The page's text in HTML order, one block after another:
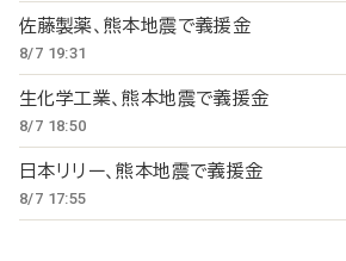
佐藤製薬、熊本地震で義援金
8/7 19:31
生化学工業、熊本地震で義援金
8/7 18:50
日本リリー、熊本地震で義援金
8/7 17:55